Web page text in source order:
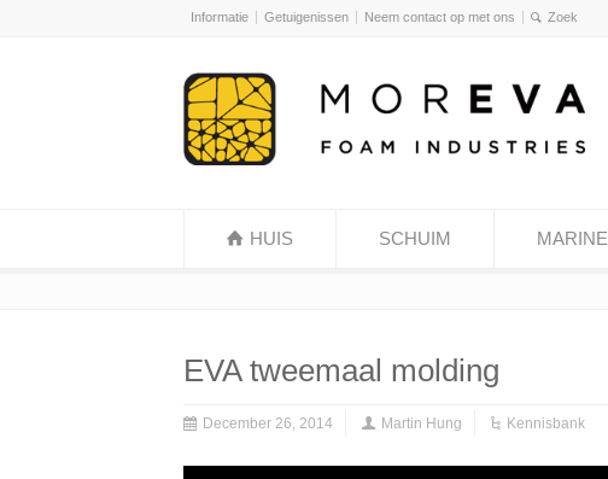
Informatie Getuigenissen Neem contact op met ons
HUIS SCHUIM MARINE
EVA tweemaal molding
December 26, 2014 Martin Hung Kennisbank